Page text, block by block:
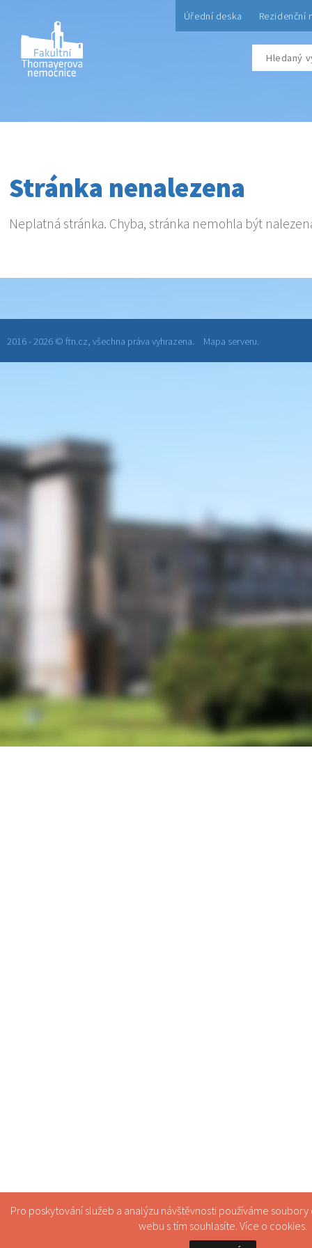
Úřední deska Rezidenční
Stránka nenalezena
Neplatná stránka. Chyba, stránka nemohla být
2016 - 2026 © ftn.cz, všechna práva vyhrazena. Mapa serveru.
Pro poskytování služeb a analýzu návštěvnosti používáme
webu s tím souhlasíte. Více o cookies.